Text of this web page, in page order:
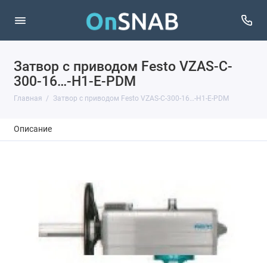
Затвор с приводом Festo VZAS-C-
300-16…-H1-E-PDM
Главная Затвор с приводом Festo VZAS-C-300-16…-H1-E-PDM
Описание